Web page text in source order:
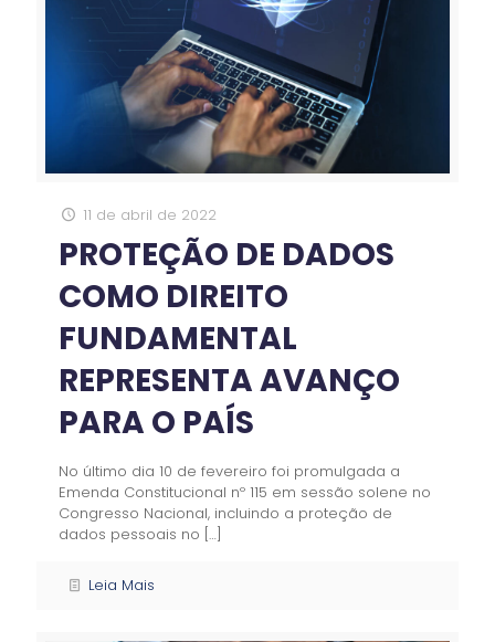
11 de abril de 2022
PROTEÇÃO DE DADOS
COMO DIREITO
FUNDAMENTAL
REPRESENTA AVANÇO
PARA O PAÍS
No último dia 10 de fevereiro foi promulgada a
Emenda Constitucional nº 115 em sessão solene no
Congresso Nacional, incluindo a proteção de
dados pessoais no […]
Leia Mais